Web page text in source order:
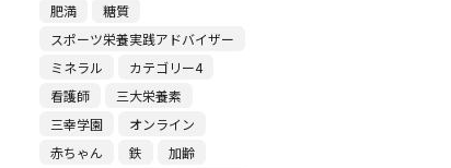
肥満
糖質
スポーツ栄養実践アドバイザー
ミネラル
カテゴリー4
看護師
三大栄養素
三幸学園
オンライン
赤ちゃん
鉄
加齢